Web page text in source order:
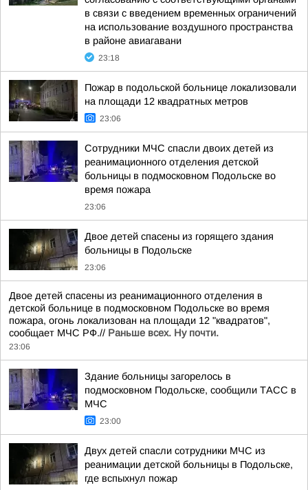
в связи с введением временных ограничений
на использование воздушного пространства
в районе авиагавани
23:18
Пожар в подольской больнице локализовали
на площади 12 квадратных метров
23:06
Сотрудники МЧС спасли двоих детей из
реанимационного отделения детской
больницы в подмосковном Подольске во
время пожара
23:06
Двое детей спасены из горящего здания
больницы в Подольске
23:06
Двое детей спасены из реанимационного отделения в
детской больнице в подмосковном Подольске во время
пожара, огонь локализован на площади 12 "квадратов",
сообщает МЧС РФ.// Раньше всех. Ну почти.
23:06
Здание больницы загорелось в
подмосковном Подольске, сообщили ТАСС в
МЧС
23:00
Двух детей спасли сотрудники МЧС из
реанимации детской больницы в Подольске,
где вспыхнул пожар